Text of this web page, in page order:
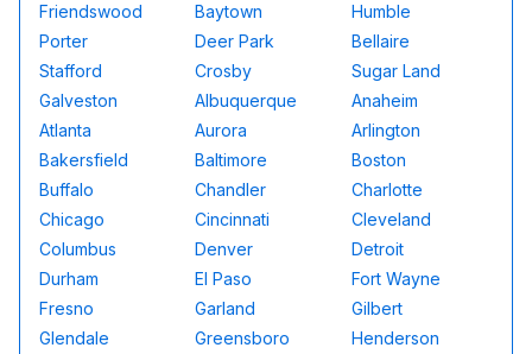
Friendswood
Baytown
Humble
Porter
Deer Park
Bellaire
Stafford
Crosby
Sugar Land
Galveston
Albuquerque
Anaheim
Atlanta
Aurora
Arlington
Bakersfield
Baltimore
Boston
Buffalo
Chandler
Charlotte
Chicago
Cincinnati
Cleveland
Columbus
Denver
Detroit
Durham
El Paso
Fort Wayne
Fresno
Garland
Gilbert
Glendale
Greensboro Henderson